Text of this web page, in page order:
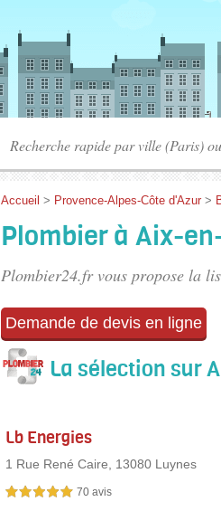
Accueil > Provence-Alpes-Côte d'Azur >
Plombier à Aix-
Plombier24.fr vous propose la
Demande de devis en ligne
La sélection sur
Lb Energies
1 Rue René Caire, 13080 Luynes
5,0 étoiles sur 5 70 avis